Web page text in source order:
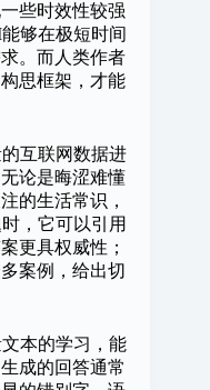
些时效性较强
够在极短时间
。而人类作者
思框架，才能
互联网数据进
论是晦涩难懂
的生活常识，
，它可以引用
更具权威性；
案例，给出切
本的学习，能
成的回答通常